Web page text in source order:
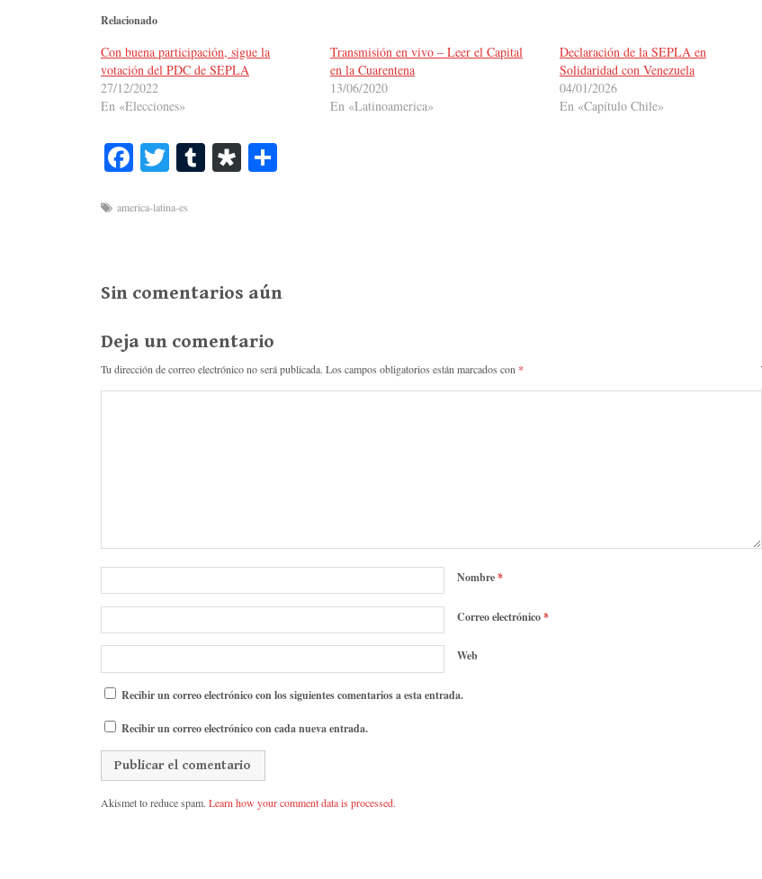
Relacionado
Con buena participación, sigue la
votación del PDC de SEPLA
27/12/2022
En «Elecciones»
Transmisión en vivo – Leer el Capital
en la Cuarentena
13/06/2020
En «Latinoamerica»
Declaración de la SEPLA en
Solidaridad con Venezuela
04/01/2026
En «Capítulo Chile»
Fa
bo
T
tte
T Di
r
america-latina-es
Sin comentarios aún
Deja un comentario
Tu dirección de correo electrónico no será publicada. Los campos obligatorios están marcados con *
Nombre*
Correo electrónico*
Web
Recibir un correo electrónico con los siguientes comentarios a esta entrada.
Recibir un correo electrónico con cada nueva entrada.
Akismet to reduce spam. Learn how your comment data is processed.